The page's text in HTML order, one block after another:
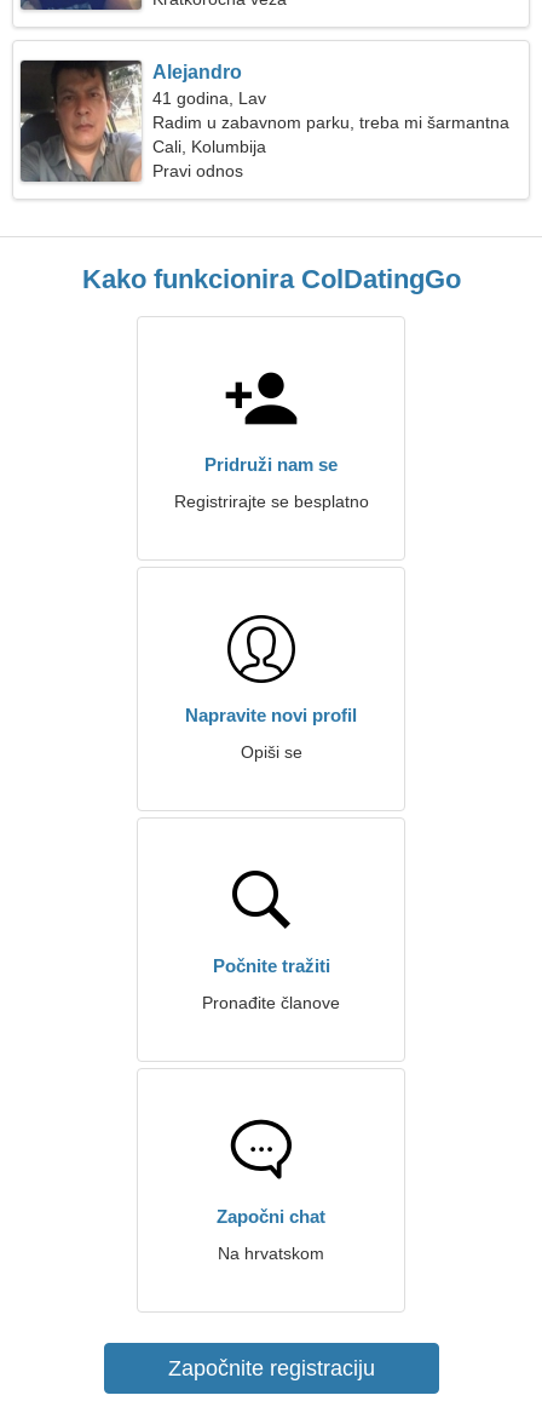
Alejandro
41 godina, Lav
Radim u zabavnom parku, treba mi šarmantna
žena
Cali, Kolumbija
Pravi odnos
Kako funkcionira ColDatingGo
Pridruži nam se
Registrirajte se besplatno
Napravite novi profil
Opiši se
Počnite tražiti
Pronađite članove
Započni chat
Na hrvatskom
Započnite registraciju